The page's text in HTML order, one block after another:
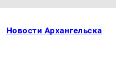
Новости Архангельска